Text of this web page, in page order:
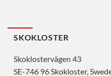
SKOKLOSTER
Skoklostervägen 43
SE-746 96 Skokloster,